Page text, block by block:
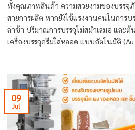
ทั้งคุณภาพสินค้า ความสวยงามของบรร
สายการผลิต หากยังใช้แรงงานคนในการ
ล่าช้า ปริมาณการบรรจุไม่สม่ำเสมอ และ
เครื่องบรรจุครีมใส่หลอด แบบอัตโนมัติ
09
Jul